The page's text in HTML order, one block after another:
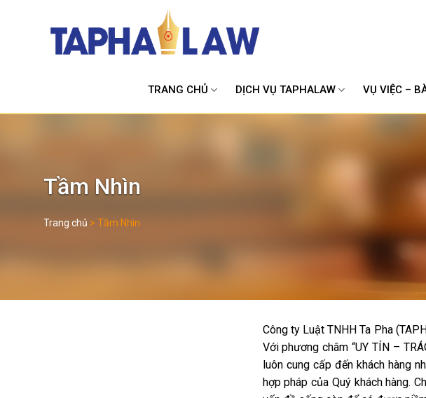
TRANG CHỦ DỊCH VỤ TAPHALAW VỤ VIỆC –
Tầm Nhìn
Trang chủ > Tầm Nhìn
Công ty Luật TNHH Ta Pha
Với phương châm “UY TÍN –
luôn cung cấp đến khách hàng
hợp pháp của Quý khách hàng.